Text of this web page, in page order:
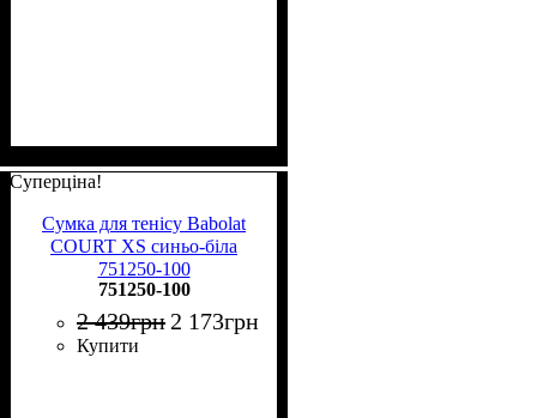
Суперціна!
Сумка для тенісу Babolat
COURT XS синьо-біла
751250-100
751250-100
2 439грн 2 173грн
Купити